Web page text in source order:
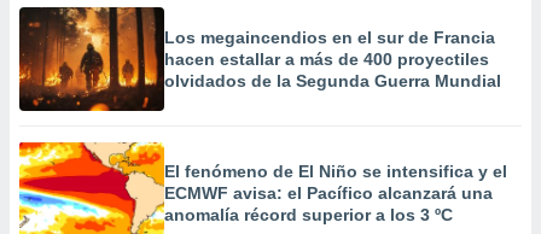
perfiles
utilizar
crear un
uso de
la
Los megaincendios en el sur de Francia
hacen estallar a más de 400 proyectiles
olvidados de la Segunda Guerra Mundial
El fenómeno de El Niño se intensifica y el
ECMWF avisa: el Pacífico alcanzará una
anomalía récord superior a los 3 ºC